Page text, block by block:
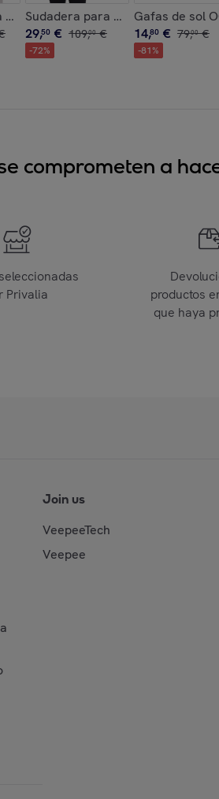
- Negro con logo ECOON
Negro
- Azul
ECOON ECOExplorer Jacket
Sudadera para hombre ECOON
29,50 € 109,00 €
-72%
Gafas de sol
14,80 € 79,00 €
-81%
comprometen a
Privalia
productos
que haya
Join us
VeepeeTech
Veepee